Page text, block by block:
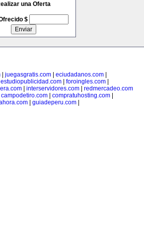
una Oferta
$
juegasgratis.com eciudadanos.com
estudiopublicidad.com| foroingles.com|
interservidores.com
redmercadeo.com
campodetiro.com| compratuhosting.com|
| guiadeperu.com|